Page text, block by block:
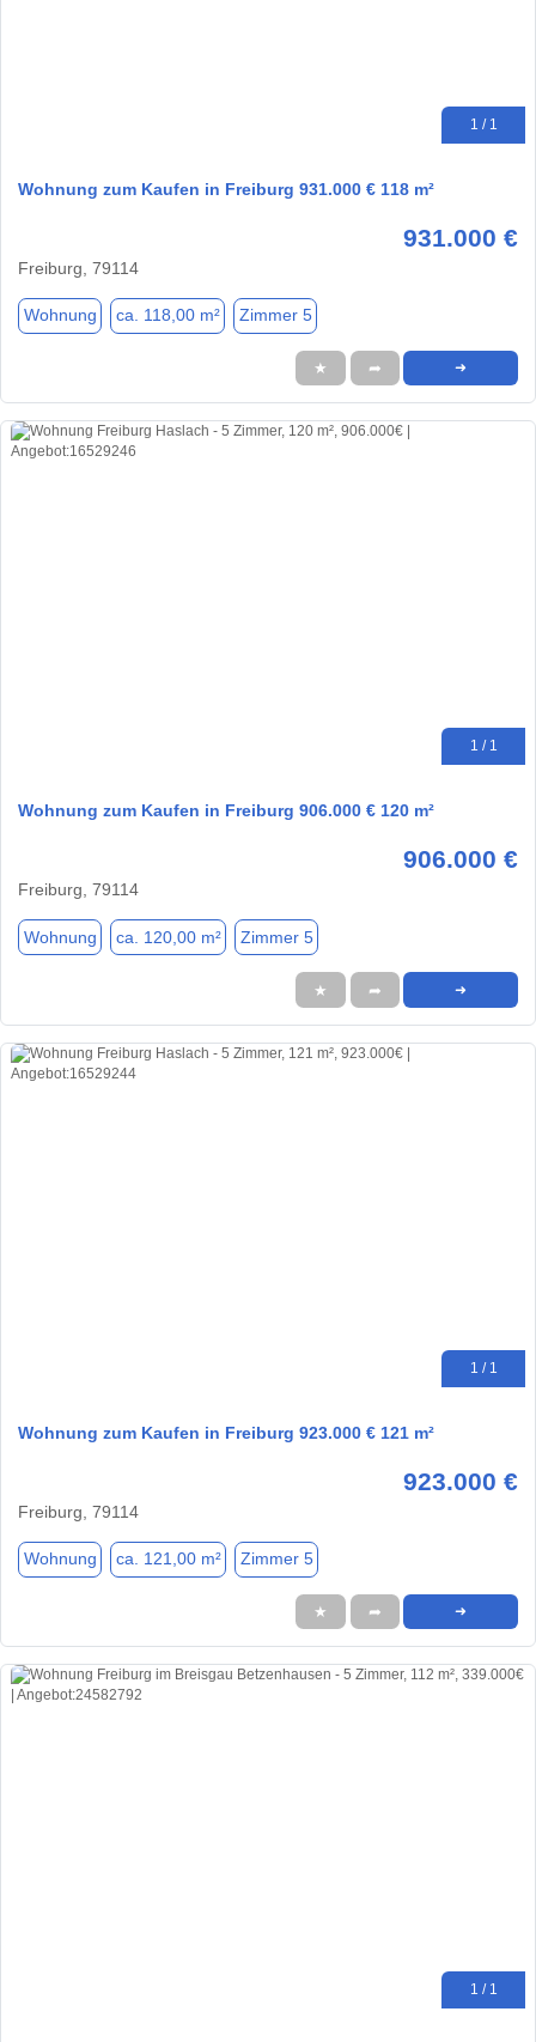
1 / 1
Wohnung zum Kaufen in Freiburg 931.000 € 118 m²
931.000 €
Freiburg, 79114
Wohnung ca. 118,00 m² Zimmer 5
★ ➦ ➜
1 / 1
Wohnung zum Kaufen in Freiburg 906.000 € 120 m²
906.000 €
Freiburg, 79114
Wohnung ca. 120,00 m² Zimmer 5
★ ➦ ➜
1 / 1
Wohnung zum Kaufen in Freiburg 923.000 € 121 m²
923.000 €
Freiburg, 79114
Wohnung ca. 121,00 m² Zimmer 5
★ ➦ ➜
1 / 1